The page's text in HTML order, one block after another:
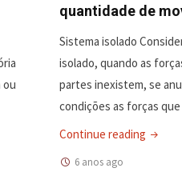
ou
quantidade de
Sistema isolado
isolado, quando as
partes inexistem, se
condições as forças
Continue reading "Física
6 anos ago